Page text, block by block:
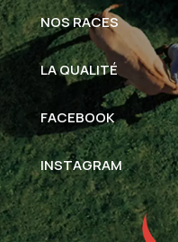
NOS RACES
LA QUALITÉ
FACEBOOK
INSTAGRAM